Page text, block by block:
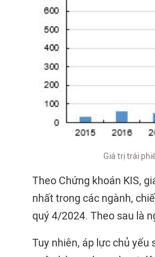
Giá trị trái
Theo Chứng khoán KIS,
nhất trong các ngành,
quý 4/2024. Theo sau là
Tuy nhiên, áp lực chủ yếu